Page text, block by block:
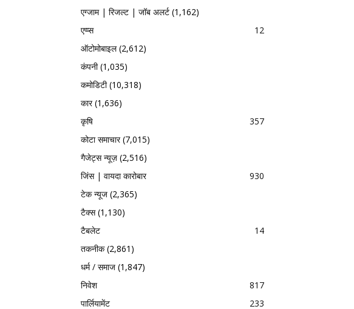
एग्जाम | रिजल्ट | जॉब अलर्ट (1,162)
एप्प्स
12
ऑटोमोबाइल(2,612)
कंपनी(1,035)
कमोडिटी(10,318)
कार(1,636)
कृषि
357
कोटा समाचार(7,015)
गैजेट्स न्यूज़ (2,516)
जिंस | वायदा कारोबार
930
टेक न्यूज (2,365)
टैक्स(1,130)
टैबलेट
14
तकनीक(2,861)
धर्म / समाज (1,847)
निवेश
817
पार्लियामेंट
233